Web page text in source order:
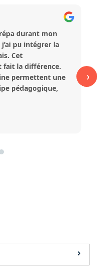
durant mon
j’ai pu intégrer la
Cet
fait la différence.
permettent une
pédagogique,
aidée à aborder
le lycée et les
absolument pas
›